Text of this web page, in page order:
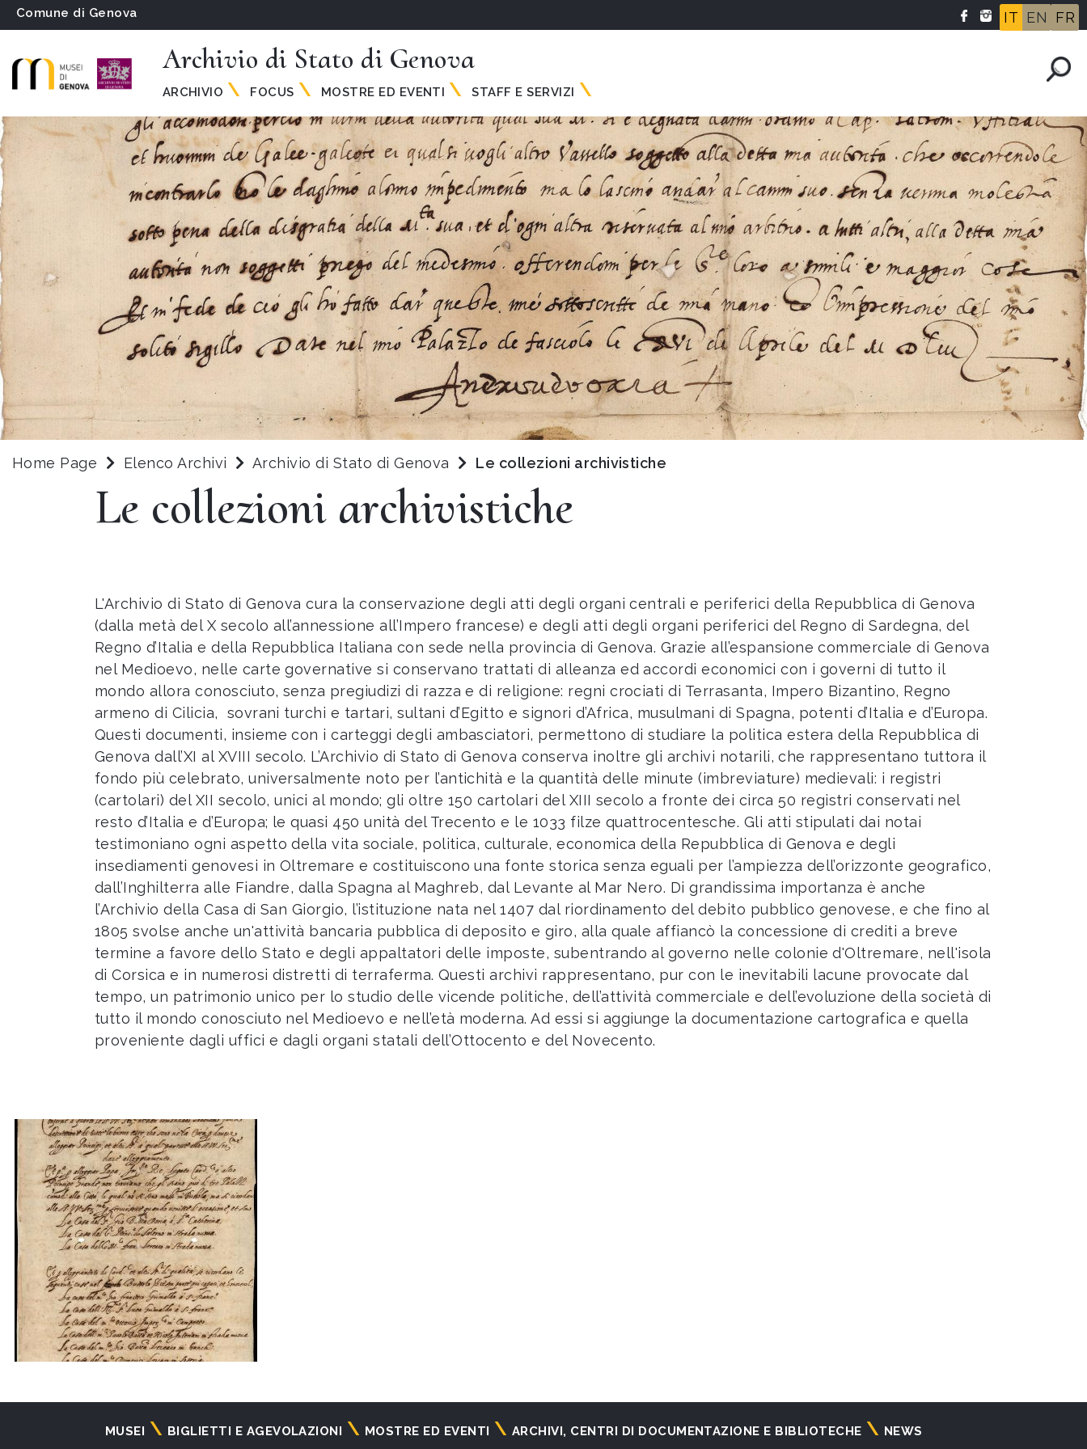
Comune di Genova IT EN FR
Archivio di Stato di Genova
ARCHIVIO FOCUS MOSTRE ED EVENTI STAFF E SERVIZI
Home Page Elenco Archivi Archivio di Stato di Genova Le collezioni archivistiche
Le collezioni archivistiche
L'Archivio di Stato di Genova cura la conservazione degli atti degli organi centrali e periferici della Repubblica di Genova
(dalla metà del X secolo all’annessione all’Impero francese) e degli atti degli organi periferici del Regno di Sardegna, del
Regno d’Italia e della Repubblica Italiana con sede nella provincia di Genova. Grazie all’espansione commerciale di Genova
nel Medioevo, nelle carte governative si conservano trattati di alleanza ed accordi economici con i governi di tutto il
mondo allora conosciuto, senza pregiudizi di razza e di religione: regni crociati di Terrasanta, Impero Bizantino, Regno
armeno di Cilicia, sovrani turchi e tartari, sultani d’Egitto e signori d’Africa, musulmani di Spagna, potenti d’Italia e d’Europa.
Questi documenti, insieme con i carteggi degli ambasciatori, permettono di studiare la politica estera della Repubblica di
Genova dall’XI al XVIII secolo. L’Archivio di Stato di Genova conserva inoltre gli archivi notarili, che rappresentano tuttora il
fondo più celebrato, universalmente noto per l’antichità e la quantità delle minute (imbreviature) medievali: i registri
(cartolari) del XII secolo, unici al mondo; gli oltre 150 cartolari del XIII secolo a fronte dei circa 50 registri conservati nel
resto d’Italia e d’Europa; le quasi 450 unità del Trecento e le 1033 filze quattrocentesche. Gli atti stipulati dai notai
testimoniano ogni aspetto della vita sociale, politica, culturale, economica della Repubblica di Genova e degli
insediamenti genovesi in Oltremare e costituiscono una fonte storica senza eguali per l’ampiezza dell’orizzonte geografico,
dall’Inghilterra alle Fiandre, dalla Spagna al Maghreb, dal Levante al Mar Nero. Di grandissima importanza è anche
l’Archivio della Casa di San Giorgio, l’istituzione nata nel 1407 dal riordinamento del debito pubblico genovese, e che fino al
1805 svolse anche un'attività bancaria pubblica di deposito e giro, alla quale affiancò la concessione di crediti a breve
termine a favore dello Stato e degli appaltatori delle imposte, subentrando al governo nelle colonie d'Oltremare, nell'isola
di Corsica e in numerosi distretti di terraferma. Questi archivi rappresentano, pur con le inevitabili lacune provocate dal
tempo, un patrimonio unico per lo studio delle vicende politiche, dell’attività commerciale e dell’evoluzione della società di
tutto il mondo conosciuto nel Medioevo e nell’età moderna. Ad essi si aggiunge la documentazione cartografica e quella
proveniente dagli uffici e dagli organi statali dell’Ottocento e del Novecento.
Navigazione
MUSEI BIGLIETTI E AGEVOLAZIONI MOSTRE ED EVENTI ARCHIVI, CENTRI DI DOCUMENTAZIONE E BIBLIOTECHE NEWS